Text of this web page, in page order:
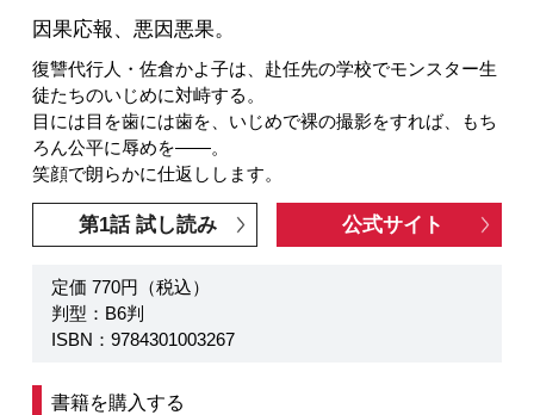
因果応報、悪因悪果。
復讐代行人・佐倉かよ子は、赴任先の学校でモンスター生
徒たちのいじめに対峙する。
目には目を歯には歯を、いじめで裸の撮影をすれば、もち
ろん公平に辱めを――。
笑顔で朗らかに仕返しします。
第1話 試し読み 公式サイト
定価 770円（税込）
判型：B6判
ISBN：9784301003267
書籍を購入する